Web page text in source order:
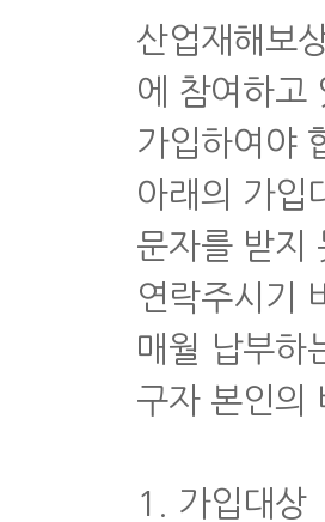
산업재해보
에 참여하고
가입하여야
아래의 가입
문자를 받
연락주시기
매월 납부하
구자 본인의
1. 가입대상